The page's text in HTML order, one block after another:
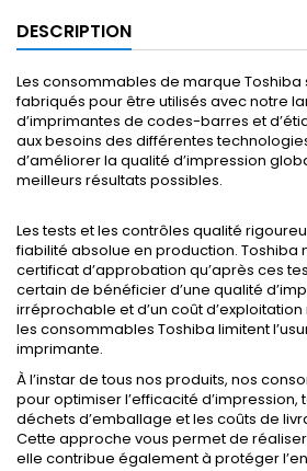
DESCRIPTION
Les consommables de marque Toshiba
fabriqués pour être utilisés avec notre
d’imprimantes de codes-barres et
aux besoins des différentes
d’améliorer la qualité d’impression
meilleurs résultats possibles.
Les tests et les contrôles qualité
fiabilité absolue en production. Toshiba
certificat d’approbation qu’après ces
certain de bénéficier d’une qualité
irréprochable et d’un coût
les consommables Toshiba limitent
imprimante.
À l’instar de tous nos produits, nos
pour optimiser l’efficacité d’impression,
déchets d’emballage et les coûts de
Cette approche vous permet de
elle contribue également à protéger